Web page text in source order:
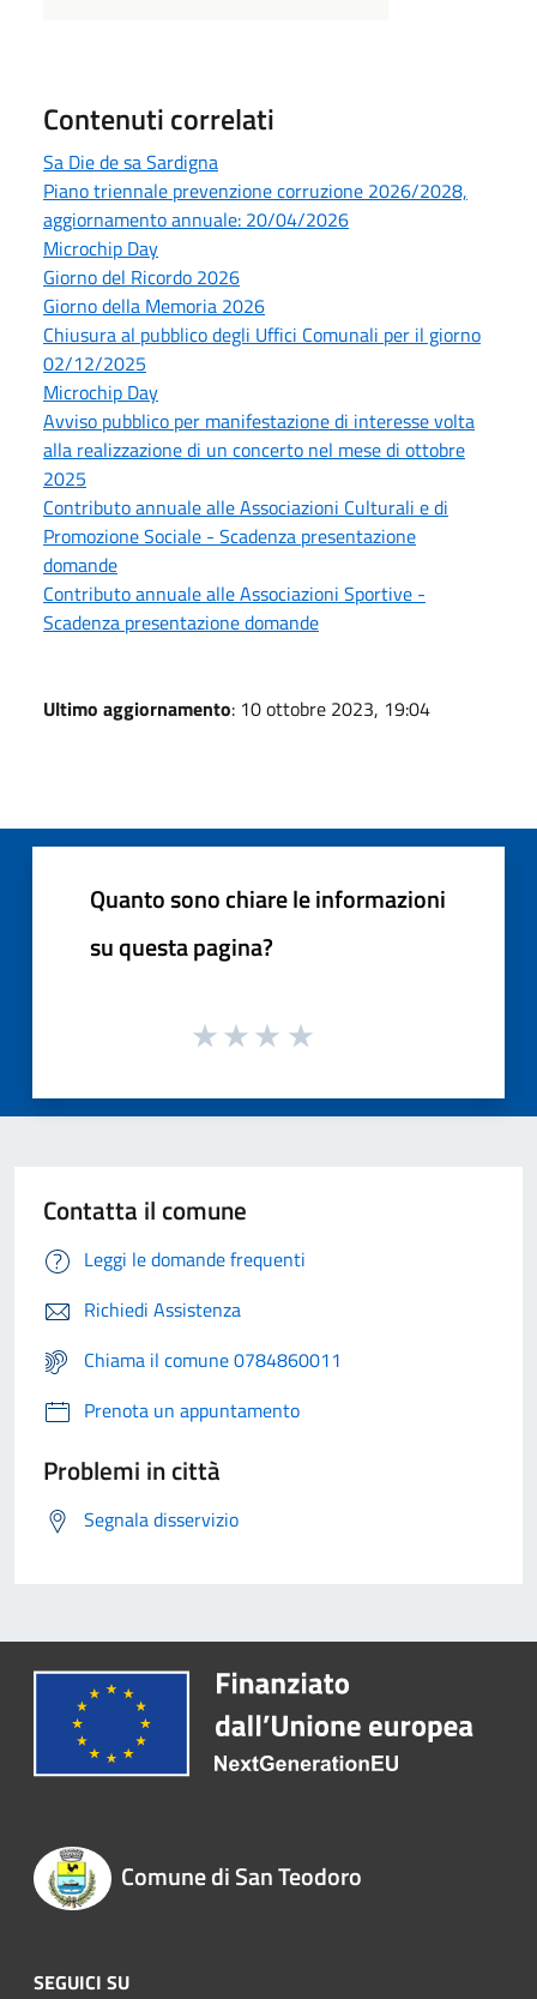
Contenuti correlati
Sa Die de sa Sardigna
Piano triennale prevenzione corruzione 2026/2028,
aggiornamento annuale: 20/04/2026
Microchip Day
Giorno del Ricordo 2026
Giorno della Memoria 2026
Chiusura al pubblico degli Uffici Comunali per il giorno
02/12/2025
Microchip Day
Avviso pubblico per manifestazione di interesse volta
alla realizzazione di un concerto nel mese di ottobre
2025
Contributo annuale alle Associazioni Culturali e di
Promozione Sociale - Scadenza presentazione
domande
Contributo annuale alle Associazioni Sportive -
Scadenza presentazione domande
Ultimo aggiornamento: 10 ottobre 2023, 19:04
Quanto sono chiare le informazioni
su questa pagina?
Contatta il comune
Leggi le domande frequenti
Richiedi Assistenza
Chiama il comune 0784860011
Prenota un appuntamento
Problemi in città
Segnala disservizio
Comune di San Teodoro
SEGUICI SU